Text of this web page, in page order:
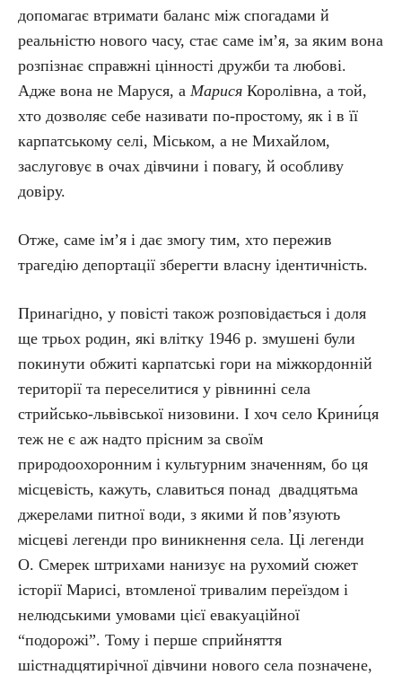
допомагає втримати баланс між спогадами й
реальністю нового часу, стає саме ім’я, за яким вона
розпізнає справжні цінності дружби та любові.
Адже вона не Маруся, а Марися Королівна, а той,
хто дозволяє себе називати по-простому, як і в її
карпатському селі, Міськом, а не Михайлом,
заслуговує в очах дівчини і повагу, й особливу
довіру.
Отже, саме ім’я і дає змогу тим, хто пережив
трагедію депортації зберегти власну ідентичність.
Принагідно, у повісті також розповідається і доля
ще трьох родин, які влітку 1946 р. змушені були
покинути обжиті карпатські гори на міжкордонній
території та переселитися у рівнинні села
стрийсько-львівської низовини. І хоч село Крини́ця
теж не є аж надто прісним за своїм
природоохоронним і культурним значенням, бо ця
місцевість, кажуть, славиться понад двадцятьма
джерелами питної води, з якими й пов’язують
місцеві легенди про виникнення села. Ці легенди
О. Смерек штрихами нанизує на рухомий сюжет
історії Марисі, втомленої тривалим переїздом і
нелюдськими умовами цієї евакуаційної
“подорожі”. Тому і перше сприйняття
шістнадцятирічної дівчини нового села позначене,